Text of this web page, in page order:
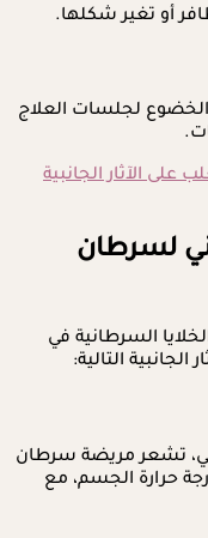
أو تغير شكلها.
لجلسات العلاج
الآثار الجانبية
لسرطان
السرطانية في
التالية:
تشعر مريضة سرطان
حرارة الجسم، مع